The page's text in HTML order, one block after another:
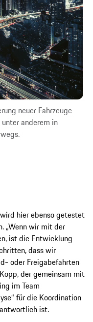
neuer Fahrzeuge
anderem in
hier ebenso getestet
„Wenn wir mit der
ist die Entwicklung
dass wir
oder Freigabefahrten
der gemeinsam mit
im Team
für die Koordination
ist.